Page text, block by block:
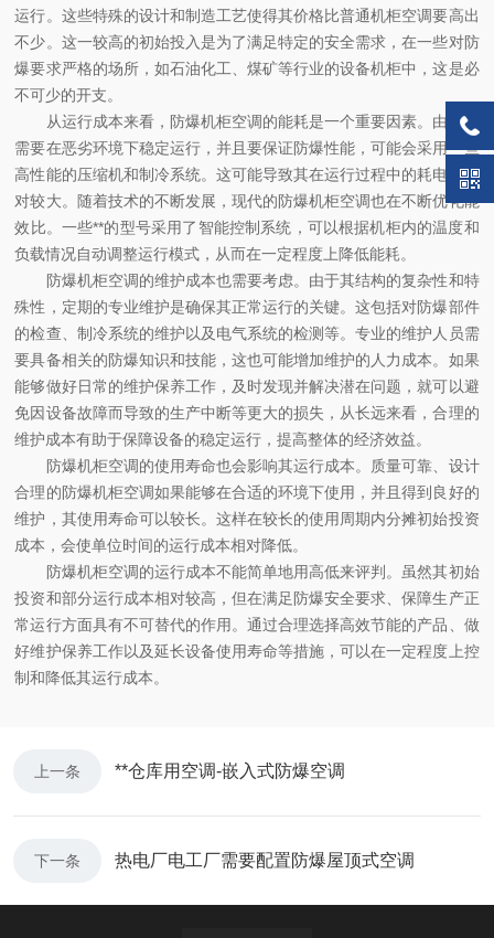
运行。这些特殊的设计和制造工艺使得其价格比普通机柜空调要高出
不少。这一较高的初始投入是为了满足特定的安全需求，在一些对防
爆要求严格的场所，如石油化工、煤矿等行业的设备机柜中，这是必
不可少的开支。
从运行成本来看，防爆机柜空调的能耗是一个重要因素。由于其
需要在恶劣环境下稳定运行，并且要保证防爆性能，可能会采用一些
高性能的压缩机和制冷系统。这可能导致其在运行过程中的耗电量相
对较大。随着技术的不断发展，现代的防爆机柜空调也在不断优化能
效比。一些**的型号采用了智能控制系统，可以根据机柜内的温度和
负载情况自动调整运行模式，从而在一定程度上降低能耗。
防爆机柜空调的维护成本也需要考虑。由于其结构的复杂性和特
殊性，定期的专业维护是确保其正常运行的关键。这包括对防爆部件
的检查、制冷系统的维护以及电气系统的检测等。专业的维护人员需
要具备相关的防爆知识和技能，这也可能增加维护的人力成本。如果
能够做好日常的维护保养工作，及时发现并解决潜在问题，就可以避
免因设备故障而导致的生产中断等更大的损失，从长远来看，合理的
维护成本有助于保障设备的稳定运行，提高整体的经济效益。
防爆机柜空调的使用寿命也会影响其运行成本。质量可靠、设计
合理的防爆机柜空调如果能够在合适的环境下使用，并且得到良好的
维护，其使用寿命可以较长。这样在较长的使用周期内分摊初始投资
成本，会使单位时间的运行成本相对降低。
防爆机柜空调的运行成本不能简单地用高低来评判。虽然其初始
投资和部分运行成本相对较高，但在满足防爆安全要求、保障生产正
常运行方面具有不可替代的作用。通过合理选择高效节能的产品、做
好维护保养工作以及延长设备使用寿命等措施，可以在一定程度上控
制和降低其运行成本。
上一条 **仓库用空调-嵌入式防爆空调
下一条 热电厂电工厂需要配置防爆屋顶式空调